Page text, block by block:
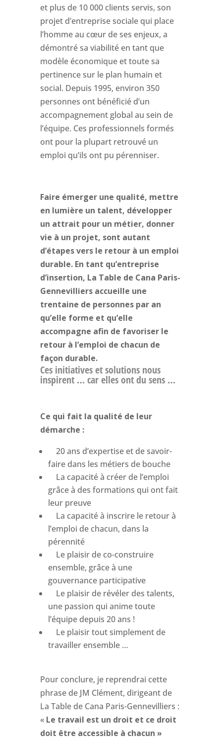
et plus de 10 000 clients servis, son
projet d’entreprise sociale qui place
l’homme au cœur de ses enjeux, a
démontré sa viabilité en tant que
modèle économique et toute sa
pertinence sur le plan humain et
social. Depuis 1995, environ 350
personnes ont bénéficié d’un
accompagnement global au sein de
l’équipe. Ces professionnels formés
ont pour la plupart retrouvé un
emploi qu’ils ont pu pérenniser.
Faire émerger une qualité, mettre
en lumière un talent, développer
un attrait pour un métier, donner
vie à un projet, sont autant
d’étapes vers le retour à un emploi
durable. En tant qu’entreprise
d’insertion, La Table de Cana Paris-
Gennevilliers accueille une
trentaine de personnes par an
qu’elle forme et qu’elle
accompagne afin de favoriser le
retour à l’emploi de chacun de
façon durable.
Ces initiativeset solutionsnous
inspirent … car elles ont du sens …
Ce qui fait la qualité de leur
démarche :
20 ans d’expertise et de savoir-
faire dans les métiers de bouche
La capacité à créer de l’emploi
grâce à des formations qui ont fait
leur preuve
La capacité à inscrire le retour à
l’emploi de chacun, dans la
pérennité
Le plaisir de co-construire
ensemble, grâce à une
gouvernance participative
Le plaisir de révéler des talents,
une passion qui anime toute
l’équipe depuis 20 ans !
Le plaisir tout simplement de
travailler ensemble …
Pour conclure, je reprendrai cette
phrase de JM Clément, dirigeant de
La Table de Cana Paris-Gennevilliers :
« Le travail est un droit et ce droit
doit être accessible à chacun »